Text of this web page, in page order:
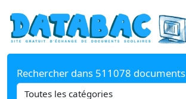
Rechercher dans 511078 documents